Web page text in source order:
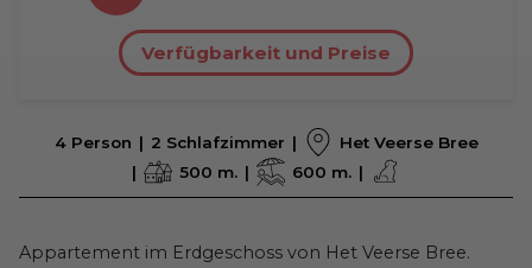
Verfügbarkeit und Preise
4 Person 2 Schlafzimmer
Het Veerse Bree
500 m.
600 m.
Appartement im Erdgeschoss von Het Veerse Bree.